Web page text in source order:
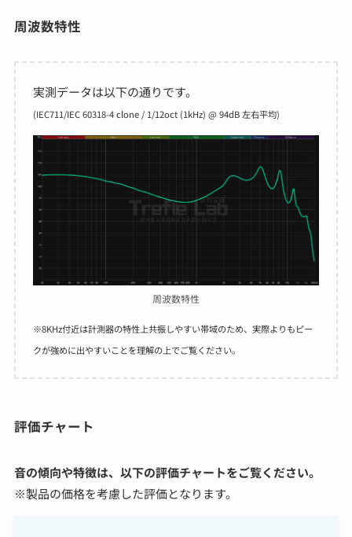
周波数特性
実測データは以下の通りです。
(IEC711/IEC 60318-4 clone / 1/12oct (1kHz) @ 94dB 左右平均)
周波数特性
※8KHz付近は計測器の特性上共振しやすい帯域のため、実際よりもピー
クが強めに出やすいことを理解の上でご覧ください。
評価チャート
音の傾向や特徴は、以下の評価チャートをご覧ください。
※製品の価格を考慮した評価となります。